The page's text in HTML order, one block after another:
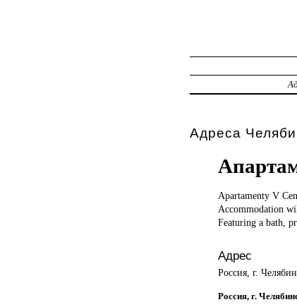
Адреса
Apartamenty V
Accommodation
Featuring a bath,
Адрес
Россия, г.
Россия, г.